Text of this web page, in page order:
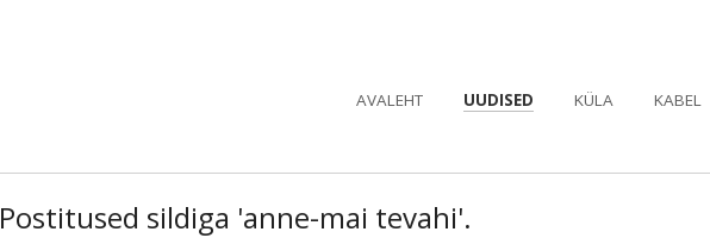
AVALEHT UUDISED KÜLA KABEL
Postitused sildiga 'anne-mai tevahi'.